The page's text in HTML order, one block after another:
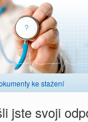
ke stažení
jste svoji